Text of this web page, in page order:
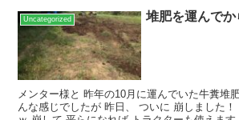
Uncategorized 堆肥を運んでか
メンター様と 昨年の10月に運んでいた牛糞堆
んな感じでしたが 昨日、 ついに 崩しました